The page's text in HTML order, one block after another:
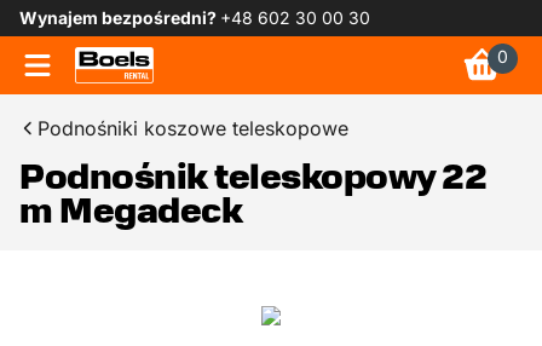
Wynajem bezpośredni? +48 602 30 00 30
0
Podnośniki koszowe teleskopowe
Podnośnik teleskopowy 22
m Megadeck